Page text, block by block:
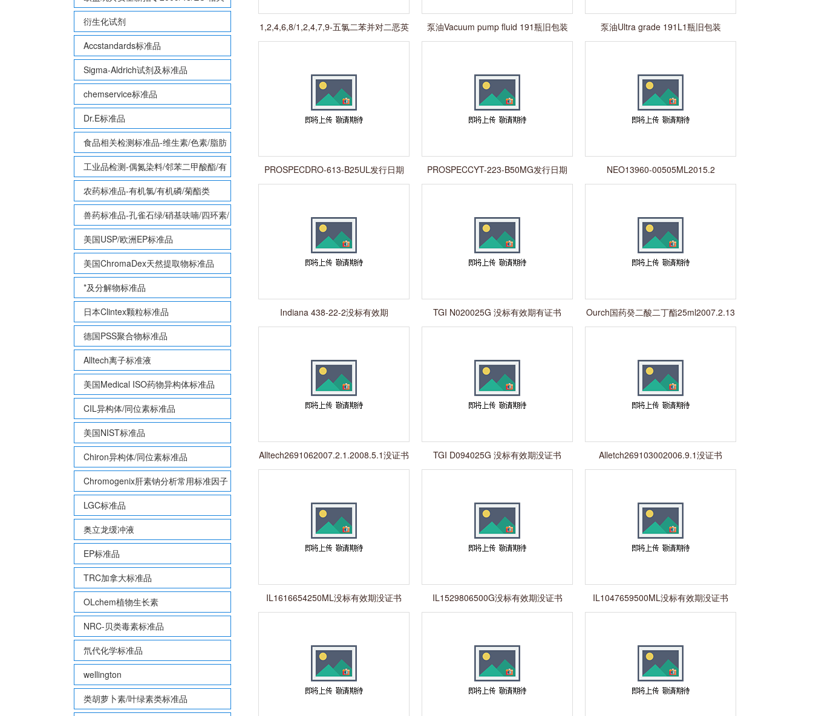
致敏性香味剂标准品
衍生化试剂
Accstandards标准品
Sigma-Aldrich试剂及标准品
chemservice标准品
Dr.E标准品
食品相关检测标准品-维生素/色素/脂肪
酸甲酯等
工业品检测-偶氮染料/邻苯二甲酸酯/有
机锡/多溴联苯/多溴联苯醚/多氯联苯
农药标准品-有机氯/有机磷/菊酯类
兽药标准品-孔雀石绿/硝基呋喃/四环素/
磺胺等
美国USP/欧洲EP标准品
美国ChromaDex天然提取物标准品
*及分解物标准品
日本Clintex颗粒标准品
德国PSS聚合物标准品
Alltech离子标准液
美国Medical ISO药物异构体标准品
CIL异构体/同位素标准品
美国NIST标准品
Chiron异构体/同位素标准品
Chromogenix肝素钠分析常用标准因子
LGC标准品
奥立龙缓冲液
EP标准品
TRC加拿大标准品
OLchem植物生长素
NRC-贝类毒素标准品
氘代化学标准品
wellington
类胡萝卜素/叶绿素类标准品
1,2,4,6,8/1,2,4,7,9-五氯二苯并对二恶英
1mg
泵油Vacuum pump fluid 191瓶旧包装 泵油Ultra grade 191L1瓶旧包装
PROSPECDRO-613-B25UL发行日期
2012.5.6有证书
PROSPECCYT-223-B50MG发行日期
2012.5.6有证书
NEO13960-00505ML2015.2
Indiana 438-22-2没标有效期 TGI N020025G 没标有效期有证书
Ourch国药癸二酸二丁酯25ml2007.2.13
没证书
Alltech2691062007.2.1.2008.5.1没证书 TGI D094025G 没标有效期没证书 Alletch269103002006.9.1没证书
IL1616654250ML没标有效期没证书 IL1529806500G没标有效期没证书 IL1047659500ML没标有效期没证书